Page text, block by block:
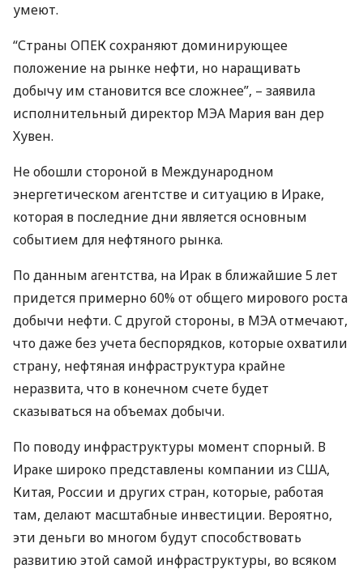
умеют.
“Страны ОПЕКсохраняют доминирующее
положение на рынке нефти, но наращивать
добычу им становится все сложнее”, – заявила
исполнительный директор МЭА Мария ван дер
Хувен.
Не обошли стороной в Международном
энергетическом агентстве и ситуацию в Ираке,
которая в последние дни является основным
событием для нефтяного рынка.
По данным агентства, на Ирак в ближайшие 5 лет
придется примерно 60% от общего мирового роста
добычи нефти. С другой стороны, в МЭАотмечают,
что даже без учета беспорядков, которые охватили
страну, нефтяная инфраструктура крайне
неразвита, что в конечном счете будет
сказываться на объемах добычи.
По поводу инфраструктуры момент спорный. В
Ираке широко представлены компании из США,
Китая, России и других стран, которые, работая
там, делают масштабные инвестиции. Вероятно,
эти деньги во многом будут способствовать
развитию этой самой инфраструктуры, во всяком